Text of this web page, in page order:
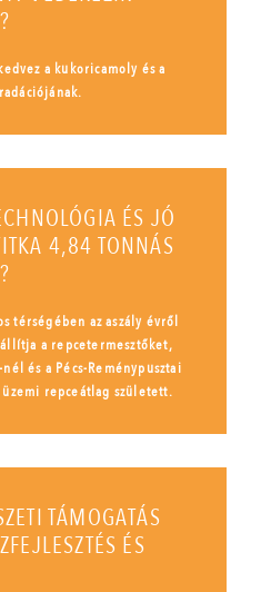
a kukoricamoly és a
ÉS JÓ
4,84 TONNÁS
térségében az aszály évről
a repcetermesztőket,
és a Pécs-Reménypusztai
repceátlag született.
TÁMOGATÁS
ÉS